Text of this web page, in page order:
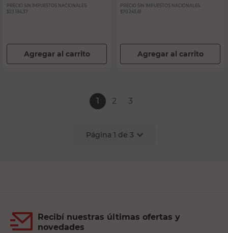
PRECIO SIN IMPUESTOS NACIONALES:
$23.136,37
Agregar al carrito
PRECIO SIN IMPUESTOS NACIONALES:
$70.243,81
Agregar al carrito
1 2 3
Página 1 de 3
Recibí nuestras últimas ofertas y
novedades